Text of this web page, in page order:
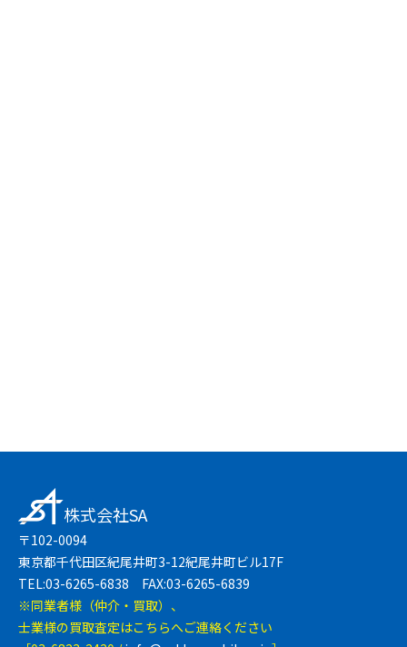
株式会社SA
〒102-0094
東京都千代田区紀尾井町3-12紀尾井町ビル17F
TEL:03-6265-6838 FAX:03-6265-6839
※同業者様（仲介・買取）、
士業様の買取査定はこちらへご連絡ください